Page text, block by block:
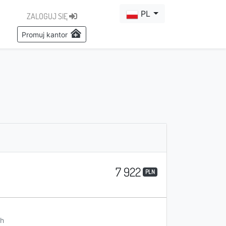
ZALOGUJ SIĘ
Promuj kantor
PL
7 922 PLN